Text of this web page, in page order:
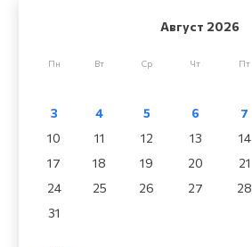
Август 2026
Пн Вт Ср Чт Пт
3
4 5 6 7
10
11 12 13 14
17
18 19 20 21
24
25 26 27 28
31